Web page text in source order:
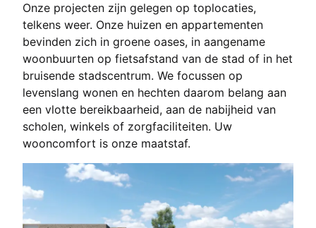
Onze projecten zijn gelegen op toplocaties,
telkens weer. Onze huizen en appartementen
bevinden zich in groene oases, in aangename
woonbuurten op fietsafstand van de stad of in het
bruisende stadscentrum. We focussen op
levenslang wonen en hechten daarom belang aan
een vlotte bereikbaarheid, aan de nabijheid van
scholen, winkels of zorgfaciliteiten. Uw
wooncomfort is onze maatstaf.